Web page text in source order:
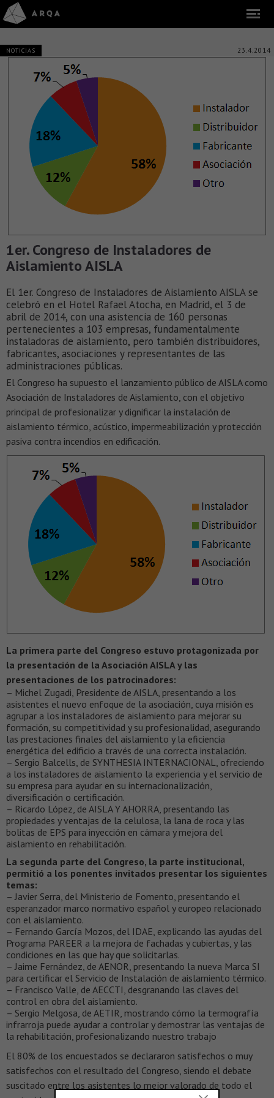
NOTICIAS 23.4.2014
1er. Congreso de Instaladores de
Aislamiento AISLA
El 1er. Congreso de Instaladores de Aislamiento AISLA se
celebró en el Hotel Rafael Atocha, en Madrid, el 3 de
abril de 2014, con una asistencia de 160 personas
pertenecientes a 103 empresas, fundamentalmente
instaladoras de aislamiento, pero también distribuidores,
fabricantes, asociaciones y representantes de las
administraciones públicas.
El Congreso ha supuesto el lanzamiento público de AISLA como
Asociación de Instaladores de Aislamiento, con el objetivo
principal de profesionalizar y dignificar la instalación de
aislamiento térmico, acústico, impermeabilización y protección
pasiva contra incendios en edificación.
La primera parte del Congreso estuvo protagonizada por
la presentación de la Asociación AISLA y las
presentaciones de los patrocinadores:
– Michel Zugadi, Presidente de AISLA, presentando a los
asistentes el nuevo enfoque de la asociación, cuya misión es
agrupar a los instaladores de aislamiento para mejorar su
formación, su competitividad y su profesionalidad, asegurando
las prestaciones finales del aislamiento y la eficiencia
energética del edificio a través de una correcta instalación.
– Sergio Balcells, de SYNTHESIA INTERNACIONAL, ofreciendo
a los instaladores de aislamiento la experiencia y el servicio de
su empresa para ayudar en su internacionalización,
diversificación o certificación.
– Ricardo López, de AISLA Y AHORRA, presentando las
propiedades y ventajas de la celulosa, la lana de roca y las
bolitas de EPS para inyección en cámara y mejora del
aislamiento en rehabilitación.
La segunda parte del Congreso, la parte institucional,
permitió a los ponentes invitados presentar los siguientes
temas:
– Javier Serra, del Ministerio de Fomento, presentando el
esperanzador marco normativo español y europeo relacionado
con el aislamiento.
– Fernando García Mozos, del IDAE, explicando las ayudas del
Programa PAREER a la mejora de fachadas y cubiertas, y las
condiciones en las que hay que solicitarlas.
– Jaime Fernández, de AENOR, presentando la nueva Marca SI
para certificar el Servicio de Instalación de aislamiento térmico.
– Francisco Valle, de AECCTI, desgranando las claves del
control en obra del aislamiento.
– Sergio Melgosa, de AETIR, mostrando cómo la termografía
infrarroja puede ayudar a controlar y demostrar las ventajas de
la rehabilitación, profesionalizando nuestro trabajo
El 80% de los encuestados se declararon satisfechos o muy
satisfechos con el resultado del Congreso, siendo el debate
suscitado entre los asistentes lo mejor valorado de todo el